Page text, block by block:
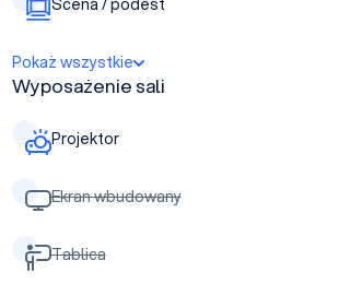
Scena / podest
Pokaż wszystkie
Wyposażenie sali
Projektor
Ekran wbudowany
Tablica